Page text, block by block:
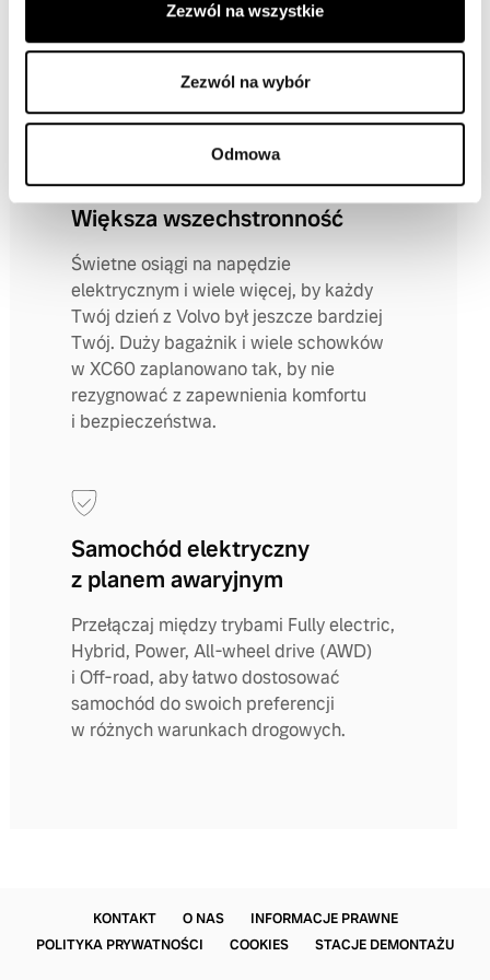
Zezwól na wszystkie
Zezwól na wybór
Odmowa
w codziennych wyjazdach i bardziej
zrównoważone podróżowanie. Płynna
prowadzeniu jednym pedałem.
Większa wszechstronność
Świetne osiągi na napędzie
elektrycznym i wiele więcej, by każdy
Twój dzień z Volvo był jeszcze bardziej
Twój. Duży bagażnik i wiele schowków
w XC60 zaplanowano tak, by nie
rezygnować z zapewnienia komfortu
i bezpieczeństwa.
Samochód elektryczny
z planem awaryjnym
Przełączaj między trybami Fully electric,
Hybrid, Power, All-wheel drive (AWD)
i Off-road, aby łatwo dostosować
samochód do swoich preferencji
w różnych warunkach drogowych.
KONTAKT O NAS
INFORMACJE PRAWNE
POLITYKA PRYWATNOŚCI
COOKIES STACJE DEMONTAŻU